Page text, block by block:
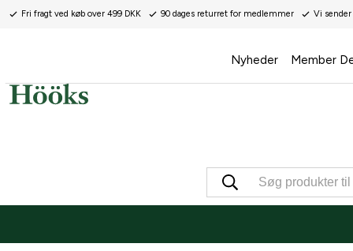
Fri fragt ved køb over 499 DKK 90 dages returret for medlemmer Vi
Nyheder Member